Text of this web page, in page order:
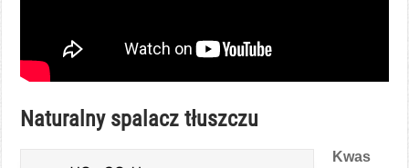
Naturalny spalacz tłuszczu
Kwas